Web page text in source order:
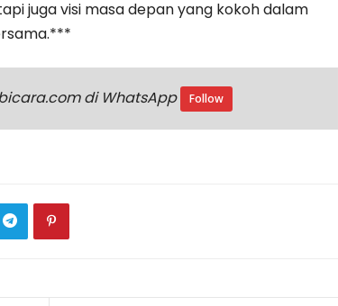
juga visi masa depan yang kokoh dalam
di WhatsApp Follow